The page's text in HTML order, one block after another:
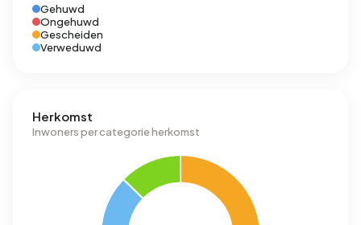
Gehuwd
Ongehuwd
Gescheiden
Verweduwd
Herkomst
Inwoners per categorie herkomst